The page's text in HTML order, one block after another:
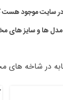
موجود هست که